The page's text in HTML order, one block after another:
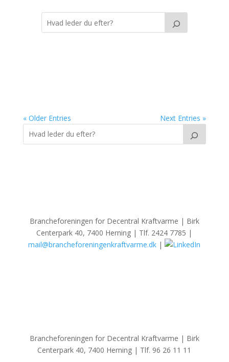
« Older Entries Next Entries »
Brancheforeningen for Decentral Kraftvarme | Birk
Centerpark 40, 7400 Herning | Tlf. 2424 7785 |
mail@brancheforeningenkraftvarme.dk |
Brancheforeningen for Decentral Kraftvarme | Birk
Centerpark 40, 7400 Herning | Tlf. 96 26 11 11